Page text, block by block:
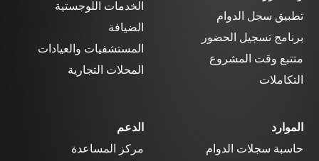
تطبيق سجل الدوام
برنامج تسجيل الحضور
متتبع وقت المشروع
التكاملات
الخدمات اللوجستية
الضيافة
المستشفيات والعيادات
المحلات التجارية
الموارد
حاسبة سجلات الدوام
الدعم
مركز المساعدة